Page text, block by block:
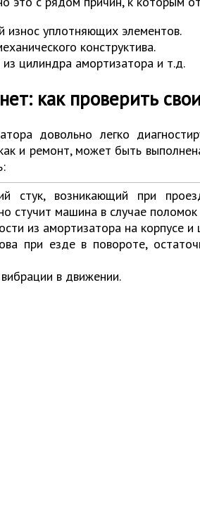
износ уплотняющих элементов.
конструктива.
цилиндра амортизатора и т.д.
как проверить
довольно легко
и ремонт, может быть
стук, возникающий при
стучит машина в случае
из амортизатора на корпусе
при езде в повороте,
в движении.